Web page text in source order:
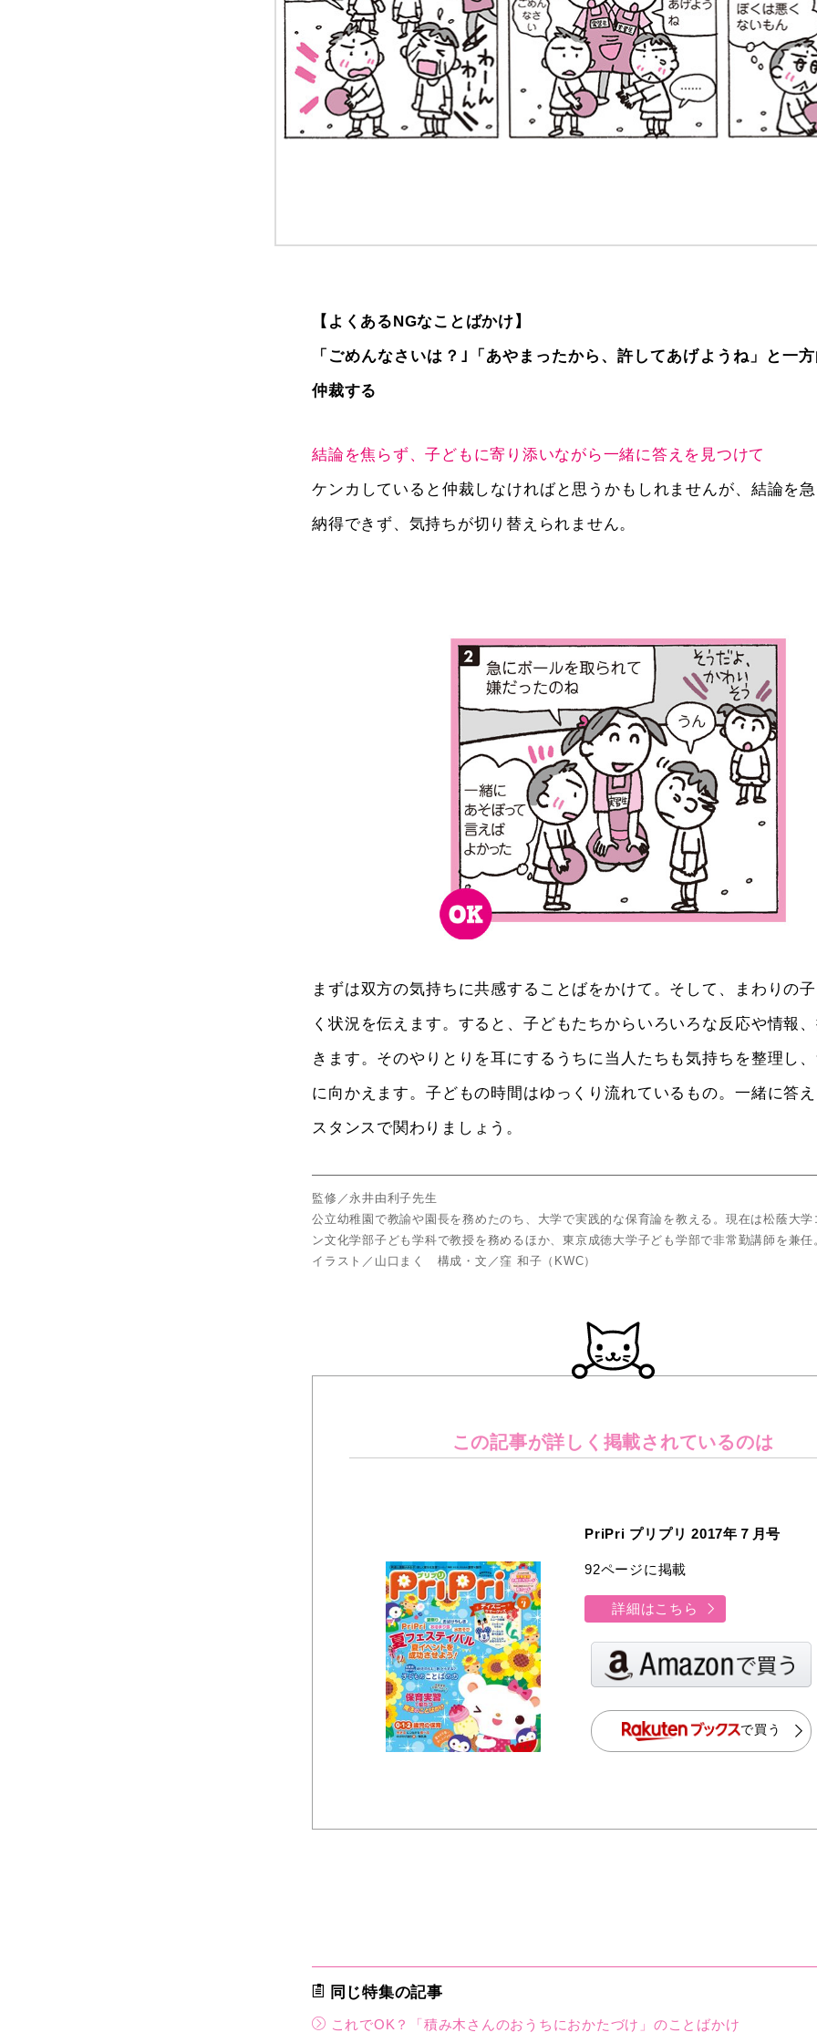
【よくあるNGなことばかけ】
「ごめんなさいは？｣「あやまったから、許してあげようね」と一
仲裁する
結論を焦らず、子どもに寄り添いながら一緒に答えを見つけて
ケンカしていると仲裁しなければと思うかもしれませんが、結論を
納得できず、気持ちが切り替えられません。
まずは双方の気持ちに共感することばをかけて。そして、まわりの
く状況を伝えます。すると、子どもたちからいろいろな反応や情報
きます。そのやりとりを耳にするうちに当人たちも気持ちを整理し
に向かえます。子どもの時間はゆっくり流れているもの。一緒に答
スタンスで関わりましょう。
監修／永井由利子先生
公立幼稚園で教諭や園長を務めたのち、大学で実践的な保育論を教える。現在は松蔭大
ン文化学部子ども学科で教授を務めるほか、東京成徳大学子ども学部で非常勤講師を兼任
イラスト／山口まく 構成・文／窪 和子（KWC）
この記事が詳しく 掲載されているのは
PriPri プリプリ 2017年７月号
92ページに掲載
詳細はこちら
で買う
同じ特集の記事
これでOK？「積み木さんのおうちにおかたづけ」のことばかけ